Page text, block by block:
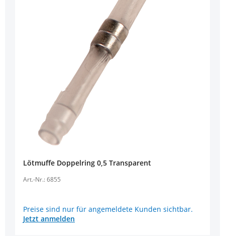
Lötmuffe Doppelring 0,5 Transparent
Art.-Nr.: 6855
Preise sind nur für angemeldete Kunden sichtbar.
Jetzt anmelden